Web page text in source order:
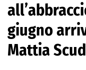
giugno
Mattia